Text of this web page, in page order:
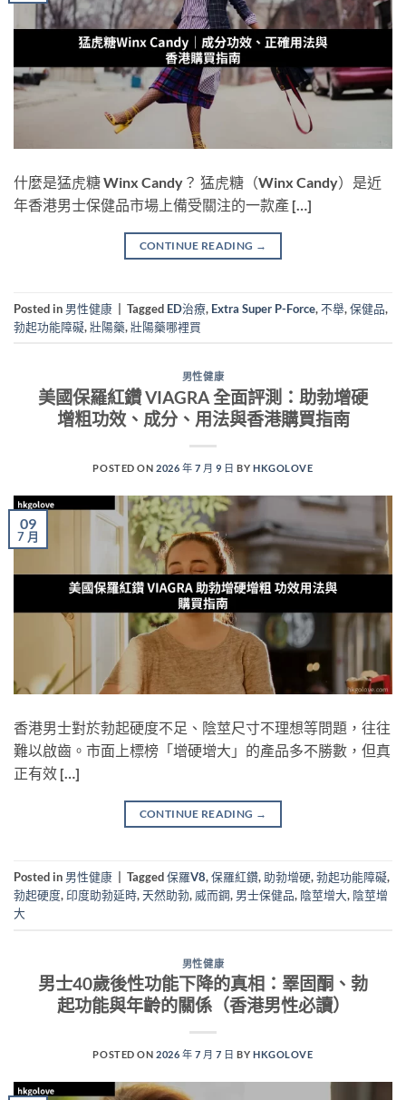
什麼是猛虎糖 Winx Candy？ 猛虎糖（Winx Candy）是近
年香港男士保健品市場上備受關注的一款產 […]
CONTINUE READING →
Posted in 男性健康 Tagged ED治療, Extra Super P-Force,不舉,保健品,
勃起功能障礙,壯陽藥,壯陽藥哪裡買
男性健康
美國保羅紅鑽 VIAGRA 全面評測：助勃增硬
增粗功效、成分、用法與香港購買指南
POSTED ON2026 年 7 月 9 日 BYHKGOLOVE
09
7 月
香港男士對於勃起硬度不足、陰莖尺寸不理想等問題，往往
難以啟齒。市面上標榜「增硬增大」的產品多不勝數，但真
正有效 […]
CONTINUE READING →
Posted in 男性健康 Tagged保羅V8,保羅紅鑽, 助勃增硬,勃起功能障礙,
勃起硬度, 印度助勃延時,天然助勃, 威而鋼, 男士保健品, 陰莖增大, 陰莖增
大
男性健康
男士40歲後性功能下降的真相：睪固酮、勃
起功能與年齡的關係（香港男性必讀）
POSTED ON2026 年 7 月 7 日 BYHKGOLOVE